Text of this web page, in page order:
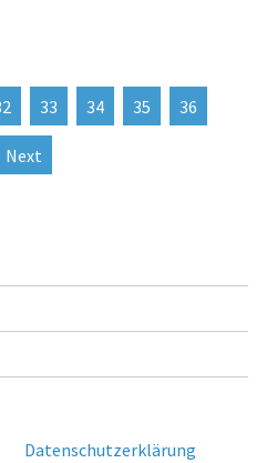
33 34 35 36
Next
Datenschutzerklärung